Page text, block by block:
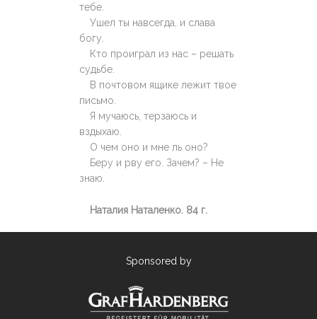
тебе.
Ушел ты навсегда, и слава
богу.
Кто проиграл из нас – решать
судьбе.
В почтовом ящике лежит твое
письмо.
Я мучаюсь, терзаюсь и
вздыхаю.
О чем оно и мне ль оно?
Беру и рву его. Зачем? – Не
знаю.
Наталия Наталенко. 84 г.
Sponsored by